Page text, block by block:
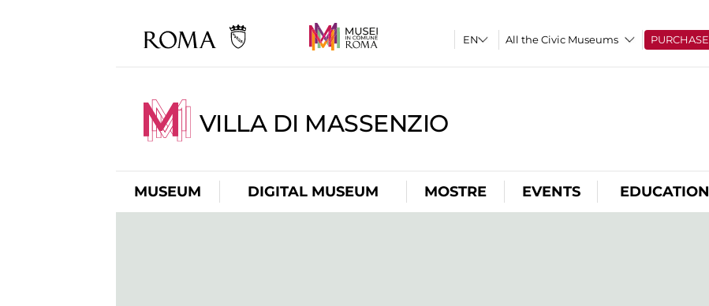
All the Civic Museums PURCHASE
VILLA DI MASSENZIO
MUSEUM DIGITAL MUSEUM MOSTRE EVENTS EDUCATION